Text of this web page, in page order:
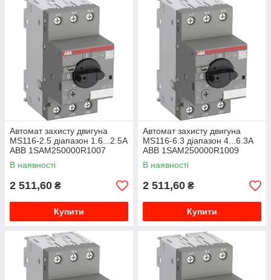
Автомат захисту двигуна
MS116-2.5 діапазон 1.6...2.5A
ABB 1SAM250000R1007
В наявності
2 511,60 ₴
Купити
Автомат захисту двигуна
MS116-6.3 діапазон 4...6.3A
ABB 1SAM250000R1009
В наявності
2 511,60 ₴
Купити